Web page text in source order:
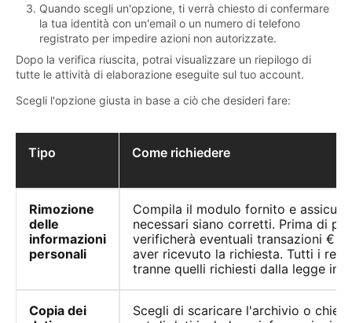
Quando scegli un'opzione, ti verrà chiesto di confermare
la tua identità con un'email o un numero di telefono
registrato per impedire azioni non autorizzate.
Dopo la verifica riuscita, potrai visualizzare un riepilogo di
tutte le attività di elaborazione eseguite sul tuo account.
Scegli l'opzione giusta in base a ciò che desideri fare:
Tipo Come richiedere
Rimozione
delle
informazioni
personali
Compila il modulo fornito e
necessari siano corretti. Prima di
verificherà eventuali transazioni €
aver ricevuto la richiesta. Tutti i
tranne quelli richiesti dalla legge in
Copia dei
Scegli di scaricare l'archivio o